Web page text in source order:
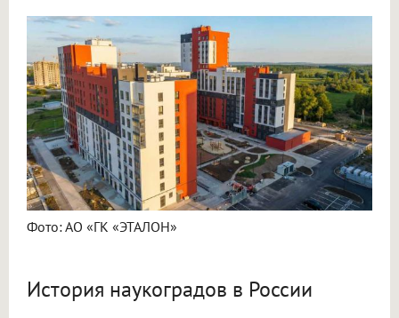
Фото: АО «ГК «ЭТАЛОН»
История наукоградов в России